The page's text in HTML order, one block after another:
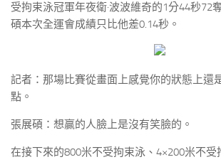
受拘束泳冠軍年夜衛·波波維奇的1分44秒72
碩本次全運會成績只比他差0.14秒。
記者：那場比賽從畫面上感覺你的狀態上還
點。
張展碩：想贏的人臉上是沒有笑臉的。
在接下來的800米不受拘束泳、4×200米不受